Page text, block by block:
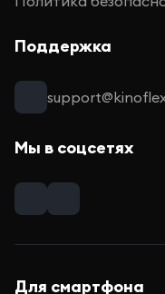
Поддержка
Мы в соцсетях
Для смартфона